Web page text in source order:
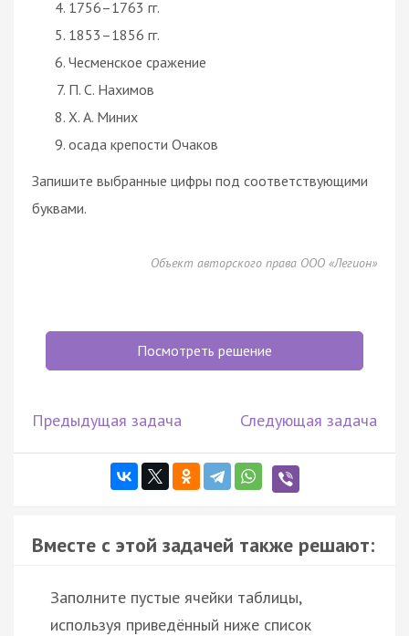
1756–1763 гг.
1853–1856 гг.
Чесменское сражение
П. С. Нахимов
Х. А. Миних
осада крепости Очаков
Запишите выбранные цифры под соответствующими
буквами.
Объект авторского права ООО «Легион»
Посмотреть решение
Предыдущая задача Следующая задача
Вместе с этой задачей также решают:
Заполните пустые ячейки таблицы,
используя приведённый ниже список